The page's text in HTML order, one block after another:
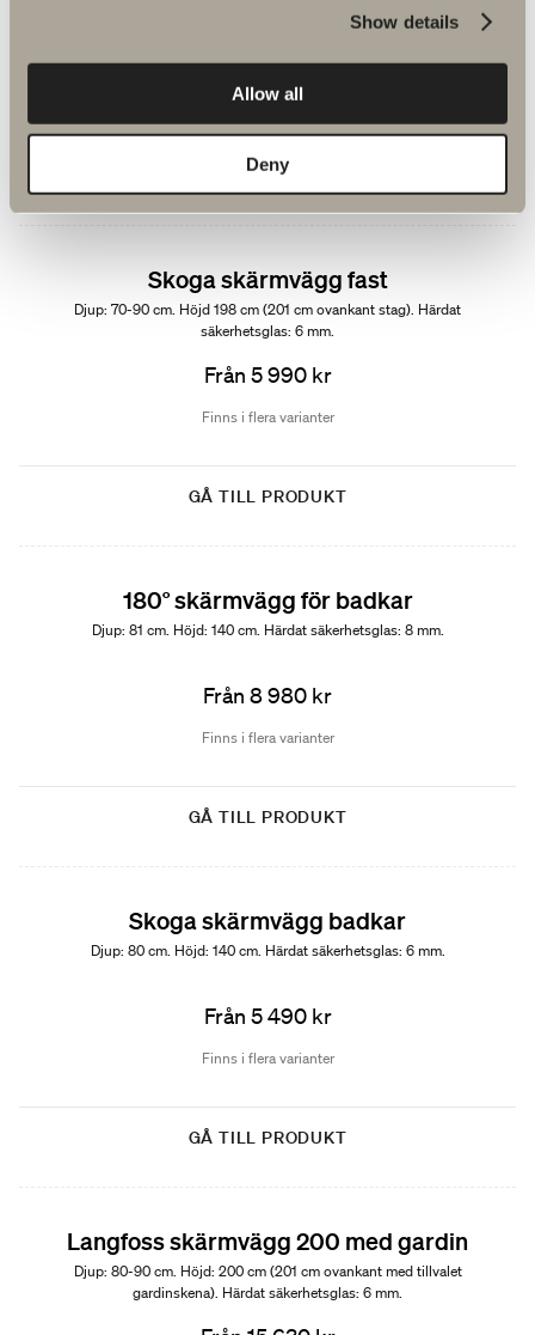
Show details
Allow all
Deny
Finns i flera varianter
GÅ TILL PRODUKT
Skoga skärmvägg fast
Djup: 70-90 cm. Höjd 198 cm (201 cm ovankant stag). Härdat
säkerhetsglas: 6 mm.
Från 5 990 kr
Finns i flera varianter
GÅ TILL PRODUKT
180° skärmvägg för badkar
Djup: 81 cm. Höjd: 140 cm. Härdat säkerhetsglas: 8 mm.
Från 8 980 kr
Finns i flera varianter
GÅ TILL PRODUKT
Skoga skärmvägg badkar
Djup: 80 cm. Höjd: 140 cm. Härdat säkerhetsglas: 6 mm.
Från 5 490 kr
Finns i flera varianter
GÅ TILL PRODUKT
Langfoss skärmvägg 200 med gardin
Djup: 80-90 cm. Höjd: 200 cm (201 cm ovankant med tillvalet
gardinskena). Härdat säkerhetsglas: 6 mm.